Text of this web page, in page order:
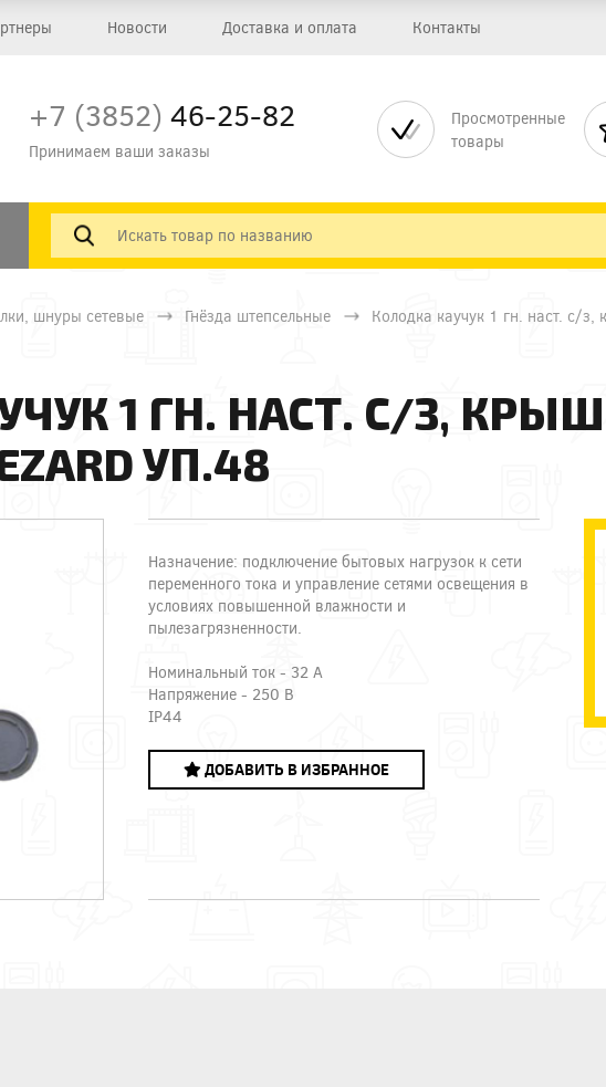
Новости Доставка и оплата Контакты
+7 (3852) 46-25-82
Принимаем ваши заказы
Просмотренные
товары
шнуры сетевые Гнёзда штепсельные Колодка каучук 1 гн. наст. с/
1 ГН. НАСТ. С/З,
УП.48
Назначение: подключение бытовых нагрузок к сети
переменного тока и управление сетями освещения в
условиях повышенной влажности и
пылезагрязненности.
Номинальный ток - 32 А
Напряжение - 250 В
IP44
ДОБАВИТЬ В ИЗБРАННОЕ